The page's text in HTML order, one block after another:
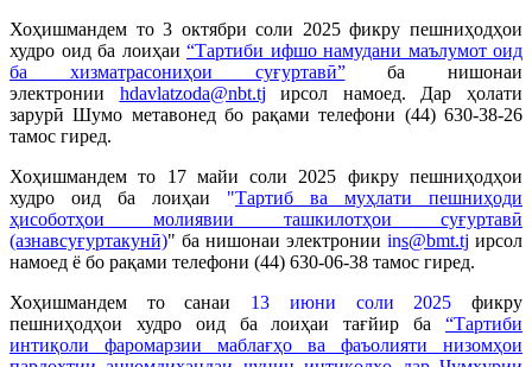
Хоҳишмандем то 3 октябри соли 2025 фикру пешниҳодҳои
худро оид ба лоиҳаи “Тартиби ифшо намудани маълумот оид
ба хизматрасониҳои суғуртавӣ”
ба нишонаи
электронии hdavlatzoda@nbt.tj
ирсол намоед. Дар ҳолати
зарурӣ Шумо метавонед бо рақами телефони (44) 630-38-26
тамос гиред.
Хоҳишмандем то 17 майи соли 2025 фикру пешниҳодҳои
худро оид ба лоиҳаи "Тартиб ва муҳлати пешниҳоди
ҳисоботҳои молиявии ташкилотҳои суғуртавӣ
(азнавсуғуртакунӣ)" ба нишонаи электронии ins@bmt.tj ирсол
намоед ё бо рақами телефони (44) 630-06-38 тамос гиред.
Хоҳишмандем то санаи 13 июни соли 2025 фикру
пешниҳодҳои худро оид ба лоиҳаи тағйир ба “Тартиби
интиқоли фаромарзии маблағҳо ва фаъолияти низомҳои